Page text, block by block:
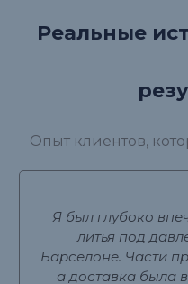
Реальные
Опыт клиентов,
Я был глубоко
литья под
Барселоне. Части
а доставка была